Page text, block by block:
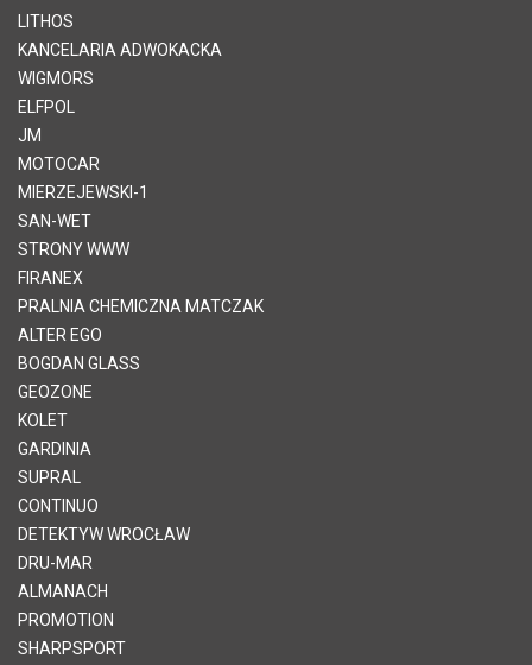
LITHOS
KANCELARIA ADWOKACKA
WIGMORS
ELFPOL
JM
MOTOCAR
MIERZEJEWSKI-1
SAN-WET
STRONY WWW
FIRANEX
PRALNIA CHEMICZNA MATCZAK
ALTER EGO
BOGDAN GLASS
GEOZONE
KOLET
GARDINIA
SUPRAL
CONTINUO
DETEKTYW WROCŁAW
DRU-MAR
ALMANACH
PROMOTION
SHARPSPORT